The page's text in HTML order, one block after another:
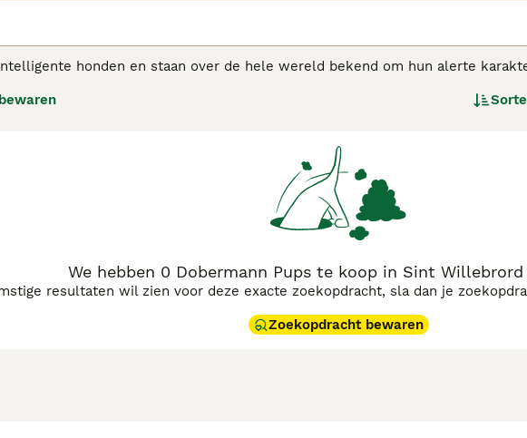
honden en staan over de hele wereld bekend om hun alerte
en op de juiste manier worden behandeld, worden ze gewaardeerde
We hebben 0 Dobermann Pups te koop in Sint Willebrord
resultaten wil zien voor deze exacte zoekopdracht, sla dan je
Zoekopdracht bewaren